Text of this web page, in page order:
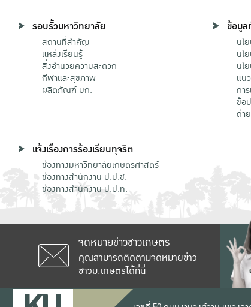
รอบรั้วมหาวิทยาลัย
สถานที่สำคัญ
แหล่งเรียนรู้
สิ่งอำนวยความสะดวก
กีฬาและสุขภาพ
ผลิตภัณฑ์ มก.
ข้อมูล
นโ
นโ
นโ
แน
กา
ข้อ
ถ่า
แจ้งเรื่องการร้องเรียนทุจริต
ช่องทางมหาวิทยาลัยเกษตรศาสตร์
ช่องทางสำนักงาน ป.ป.ช.
ช่องทางสำนักงาน ป.ป.ท.
จดหมายข่าวชาวเกษตร
คุณสามารถติดตามจดหมายข่าว
ชาวม.เกษตรได้ที่นี่